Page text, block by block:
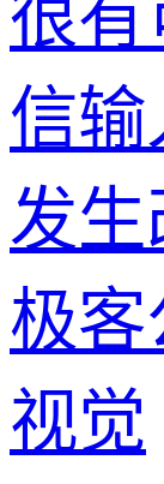
很有
信
发生
极
视觉